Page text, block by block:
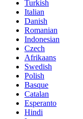
Turkish
Italian
Danish
Romanian
Indonesian
Czech
Afrikaans
Swedish
Polish
Basque
Catalan
Esperanto
Hindi